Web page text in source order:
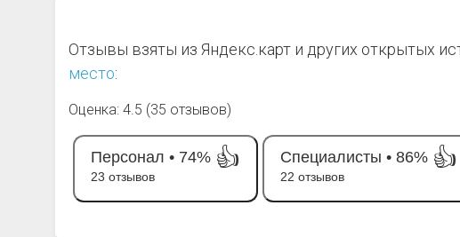
Отзывы взяты из Яндекс.карт и других открытых
место:
Оценка: 4.5 (35 отзывов)
Персонал • 74% 👍
23 отзывов
Специалисты • 86% 👍
22 отзывов